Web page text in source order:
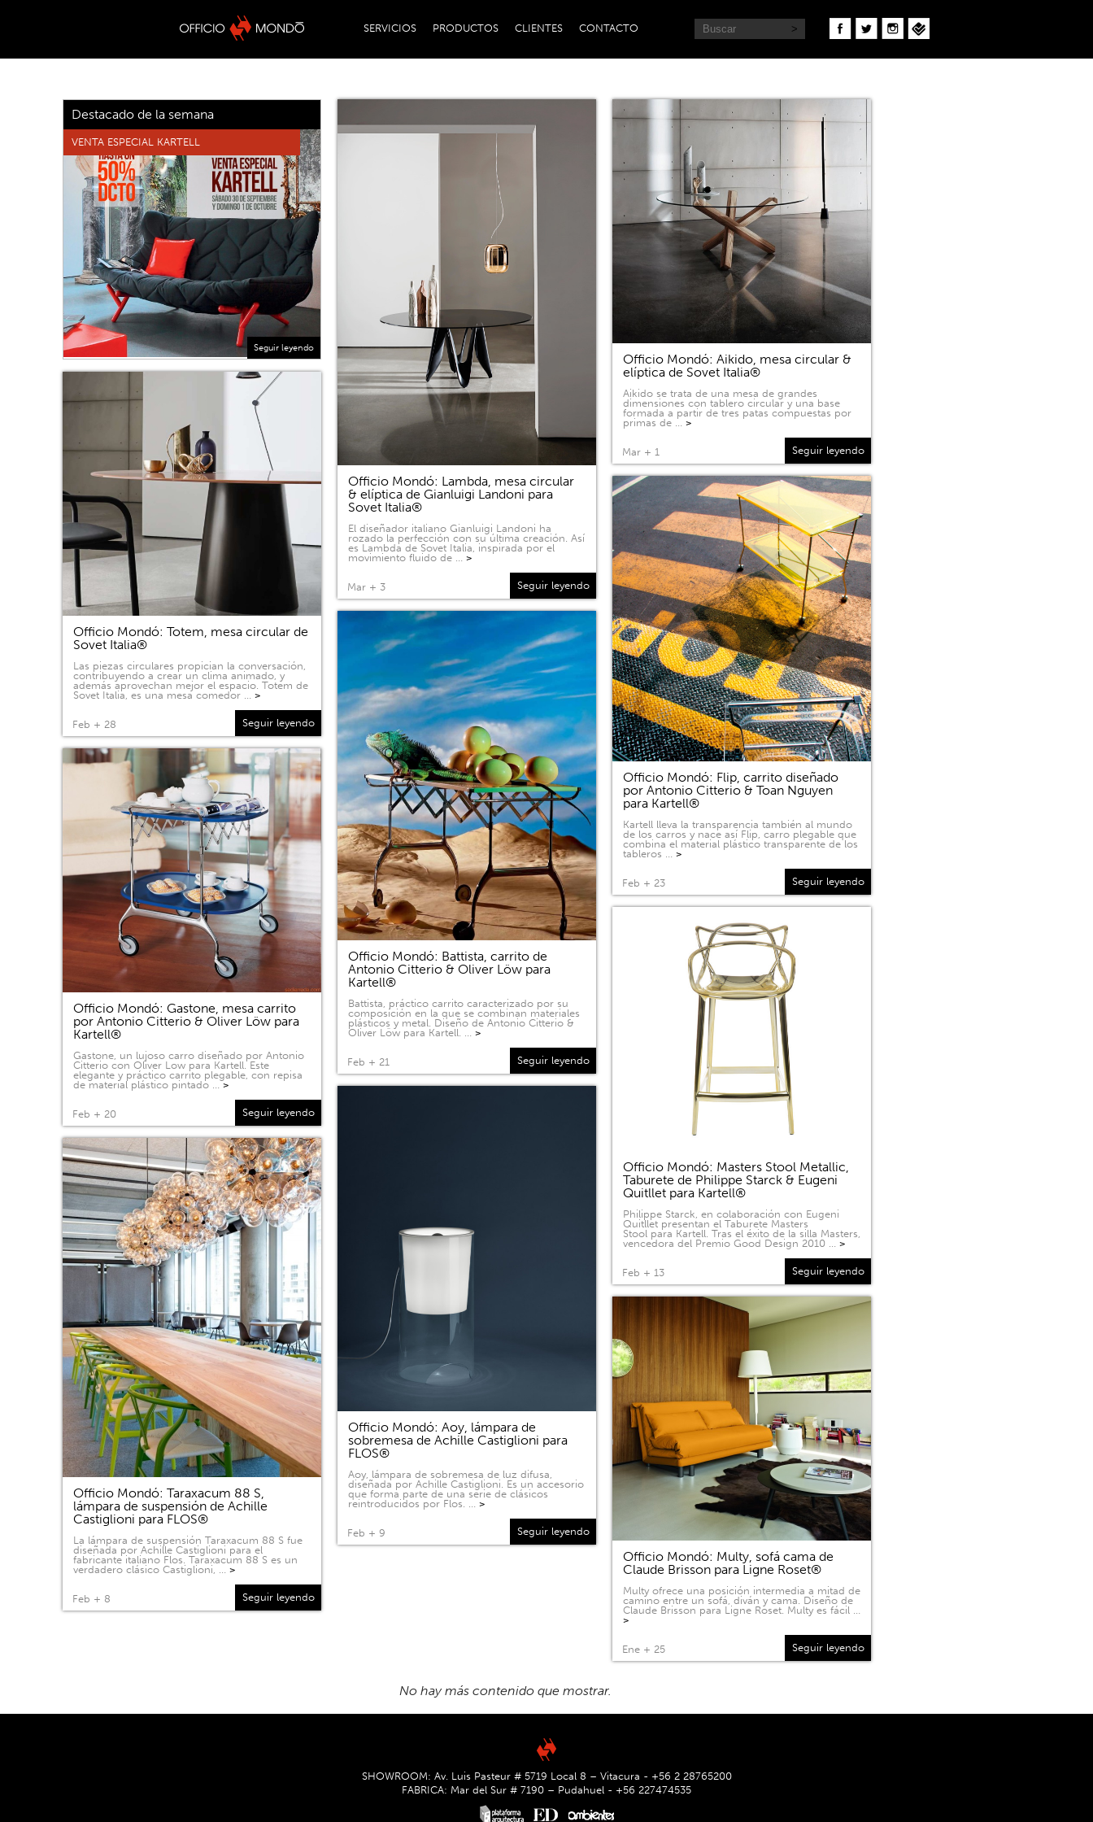
SERVICIOS PRODUCTOS CLIENTES CONTACTO
Destacado de la semana
VENTA ESPECIAL KARTELL
Seguir leyendo
Officio Mondó: Lambda, mesa circular
& elíptica de Gianluigi Landoni para
Sovet Italia®
El diseñador italiano Gianluigi Landoni ha
rozado la perfección con su última creación. Así
es Lambda de Sovet Italia, inspirada por el
movimiento fluido de … >
Mar + 3 Seguir leyendo
Officio Mondó: Aikido, mesa circular &
elíptica de Sovet Italia®
Aikido se trata de una mesa de grandes
dimensiones con tablero circular y una base
formada a partir de tres patas compuestas por
primas de … >
Mar + 1 Seguir leyendo
Officio Mondó: Totem, mesa circular de
Sovet Italia®
Las piezas circulares propician la conversación,
contribuyendo a crear un clima animado, y
además aprovechan mejor el espacio. Totem de
Sovet Italia, es una mesa comedor … >
Feb + 28 Seguir leyendo
Officio Mondó: Flip, carrito diseñado
por Antonio Citterio & Toan Nguyen
para Kartell®
Kartell lleva la transparencia también al mundo
de los carros y nace así Flip, carro plegable que
combina el material plástico transparente de los
tableros … >
Feb + 23 Seguir leyendo
Officio Mondó: Battista, carrito de
Antonio Citterio & Oliver Löw para
Kartell®
Battista, práctico carrito caracterizado por su
composición en la que se combinan materiales
plásticos y metal. Diseño de Antonio Citterio &
Oliver Löw para Kartell. … >
Feb + 21 Seguir leyendo
Officio Mondó: Gastone, mesa carrito
por Antonio Citterio & Oliver Löw para
Kartell®
Gastone, un lujoso carro diseñado por Antonio
Citterio con Oliver Low para Kartell. Este
elegante y práctico carrito plegable, con repisa
de material plástico pintado …>
Feb + 20 Seguir leyendo
Officio Mondó: Masters Stool Metallic,
Taburete de Philippe Starck & Eugeni
Quitllet para Kartell®
Philippe Starck, en colaboración con Eugeni
Quitllet presentan el Taburete Masters
Stool para Kartell. Tras el éxito de la silla Masters,
vencedora del Premio Good Design 2010 … >
Feb + 13 Seguir leyendo
Officio Mondó: Aoy, lámpara de
sobremesa de Achille Castiglioni para
FLOS®
Aoy, lámpara de sobremesa de luz difusa,
diseñada por Achille Castiglioni. Es un accesorio
que forma parte de una serie de clásicos
reintroducidos por Flos. … >
Feb + 9 Seguir leyendo
Officio Mondó: Taraxacum 88 S,
lámpara de suspensión de Achille
Castiglioni para FLOS®
La lámpara de suspensión Taraxacum 88 S fue
diseñada por Achille Castiglioni para el
fabricante italiano Flos. Taraxacum 88 S es un
verdadero clásico Castiglioni, … >
Feb + 8 Seguir leyendo
Officio Mondó: Multy, sofá cama de
Claude Brisson para Ligne Roset®
Multy ofrece una posición intermedia a mitad de
camino entre un sofá, diván y cama. Diseño de
Claude Brisson para Ligne Roset. Multy es fácil …
>
Ene + 25 Seguir leyendo
SHOWROOM: Av. Luis Pasteur # 5719 Local 8 – Vitacura - +56 2 28765200
FABRICA: Mar del Sur # 7190 – Pudahuel - +56 227474535